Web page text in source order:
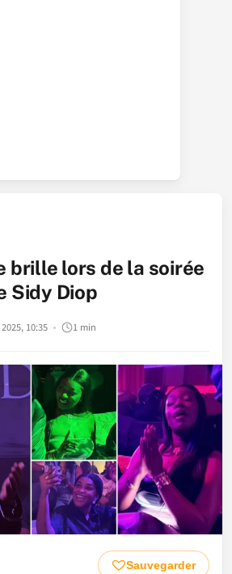
brille lors de la soirée
Sidy Diop
10:35 1 min
Sauvegarder